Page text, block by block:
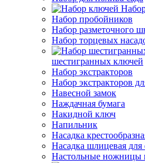
Набор пробойников
Набор разметочного
Набор торцевых
шестигранных ключей
Набор экстракторов
Набор экстракторов
Навесной замок
Наждачная бумага
Накидной ключ
Напильник
Насадка
Насадка шлицевая для
Настольные ножницы